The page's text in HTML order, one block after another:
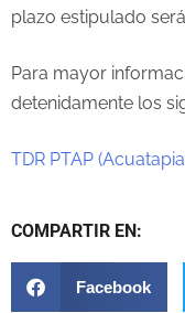
plazo estipulado
Para mayor
detenidamente los
TDR PTAP
COMPARTIR EN:
Facebook